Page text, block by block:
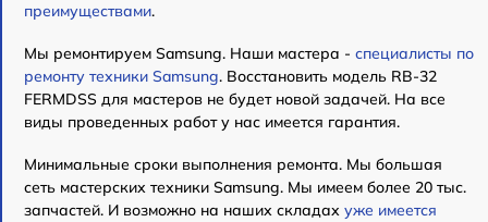
преимуществами.
Мы ремонтируем Samsung. Наши мастера - специалисты по
ремонту техники Samsung. Восстановить модель RB-32
FERMDSS для мастеров не будет новой задачей. На все
виды проведенных работ у нас имеется гарантия.
Минимальные сроки выполнения ремонта. Мы большая
сеть мастерских техники Samsung. Мы имеем более 20 тыс.
запчастей. И возможно на наших складах уже имеется